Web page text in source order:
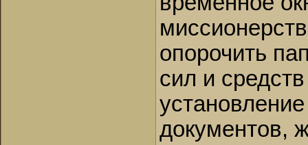
опорочить
сил и
документов,